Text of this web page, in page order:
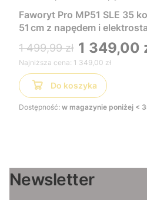
Faworyt Pro MP51 SLE 35
51 cm z napędem i
wygodna i łatwa w
dużych trawników
1 499,99 zł 1 349,00
Najniższa cena: 1 349,00 zł
Do koszyka
Dostępność: w magazynie poniżej <
Newsletter